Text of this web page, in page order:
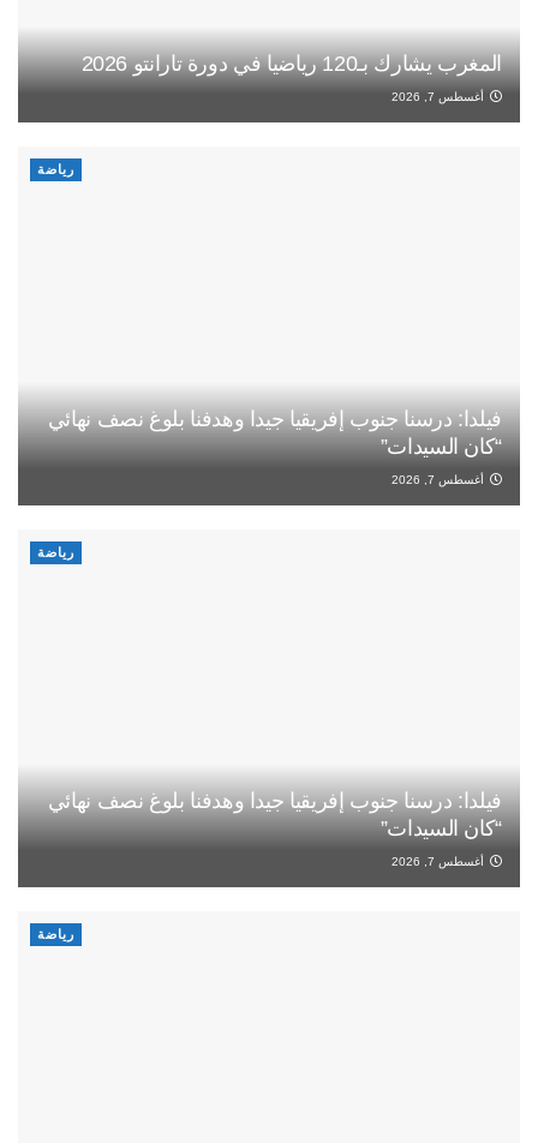
المغرب يشارك بـ120 رياضيا في دورة تارانتو 2026
أغسطس 7, 2026
رياضة
فيلدا: درسنا جنوب إفريقيا جيدا وهدفنا بلوغ نصف نهائي
“كان السيدات”
أغسطس 7, 2026
رياضة
فيلدا: درسنا جنوب إفريقيا جيدا وهدفنا بلوغ نصف نهائي
“كان السيدات”
أغسطس 7, 2026
رياضة